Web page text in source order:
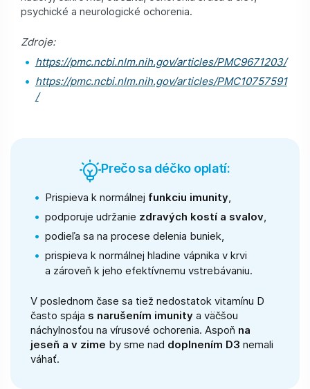
psychické a neurologické ochorenia.
Zdroje:
https://pmc.ncbi.nlm.nih.gov/articles/PMC9671203/
https://pmc.ncbi.nlm.nih.gov/articles/PMC10757591
/
Prečo sa déčko oplatí:
Prispieva k normálnej funkciu imunity,
podporuje udržanie zdravých kostí a svalov,
podieľa sa na procese delenia buniek,
prispieva k normálnej hladine vápnika v krvi
a zároveň k jeho efektívnemu vstrebávaniu.
V poslednom čase sa tiež nedostatok vitamínu D
často spája s narušením imunity a väčšou
náchylnosťou na vírusové ochorenia. Aspoň na
jeseň a v zime by sme nad doplnením D3 nemali
váhať.